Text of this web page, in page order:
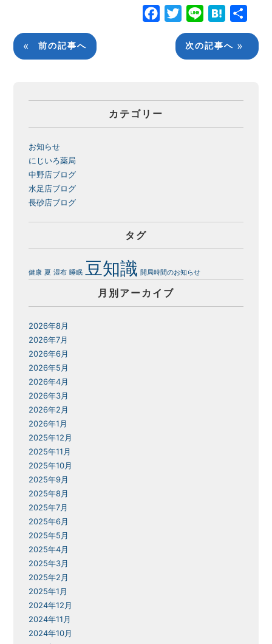
FacebookTwitterLine Hatena
有
« 前の記事へ 次の記事へ »
カテゴリー
お知らせ
にじいろ薬局
中野店ブログ
水足店ブログ
長砂店ブログ
タグ
健康 夏 湿布 睡眠 豆知識 開局時間のお知らせ
月別アーカイブ
2026年8月
2026年7月
2026年6月
2026年5月
2026年4月
2026年3月
2026年2月
2026年1月
2025年12月
2025年11月
2025年10月
2025年9月
2025年8月
2025年7月
2025年6月
2025年5月
2025年4月
2025年3月
2025年2月
2025年1月
2024年12月
2024年11月
2024年10月